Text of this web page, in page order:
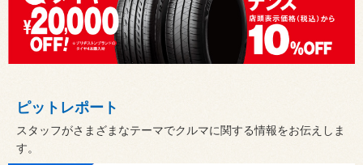
ピットレポート
スタッフがさまざまなテーマでクルマに関する情報をお伝えしま
す。